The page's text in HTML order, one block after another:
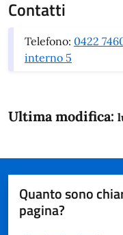
Contatti
Telefono: 0422
interno 5
Ultima modifica:
Quanto sono
pagina?